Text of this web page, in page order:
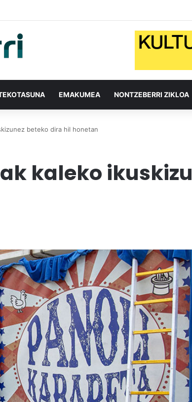
EMAKUMEA NONTZEBERRI ZIKLOA
beteko dira hil honetan
kaleko